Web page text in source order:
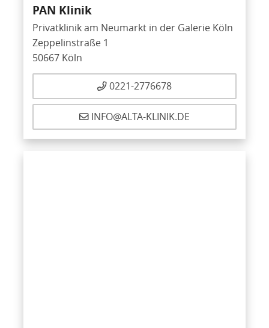
PAN Klinik
Privatklinik am Neumarkt in der Galerie Köln
Zeppelinstraße 1
50667 Köln
0221-2776678
INFO@ALTA-KLINIK.DE